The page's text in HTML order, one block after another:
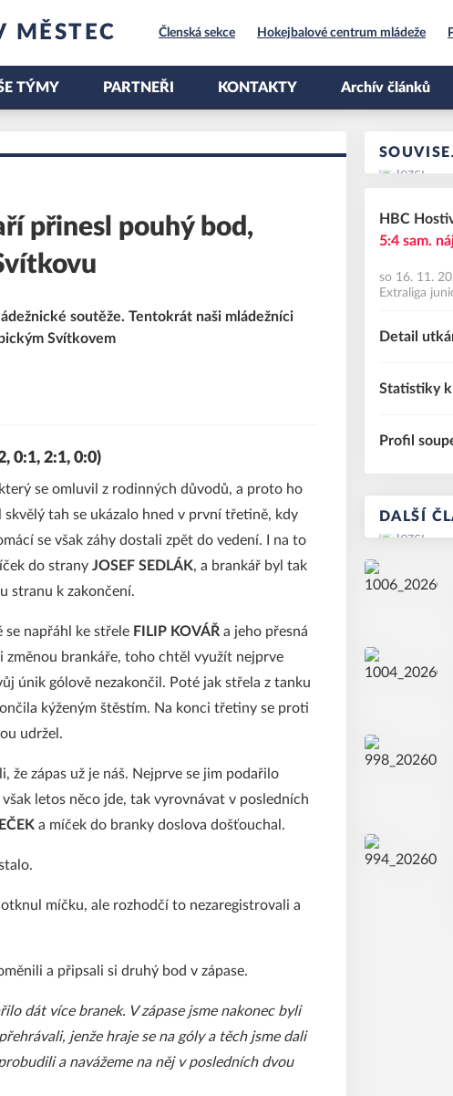
MĚSTEC Členská sekce Hokejbalové centrum mládeže
TÝMY PARTNEŘI KONTAKTY Archív článků
HBC
5:4sam.
so 16. 11.
Extraliga
Detail
Statistiky
Profil
DALŠÍ
přinesl pouhý bod,
soutěže. Tentokrát naši mládežníci
Svítkovem
0:1, 2:1, 0:0)
se omluvil z rodinných důvodů, a proto ho
skvělý tah se ukázalo hned v první třetině, kdy
se však záhy dostali zpět do vedení. I na to
do strany JOSEF SEDLÁK, a brankář byl tak
stranu k zakončení.
napřáhl ke střele FILIP KOVÁŘ a jeho přesná
změnou brankáře, toho chtěl využít nejprve
únik gólově nezakončil. Poté jak střela z tanku
kýženým štěstím. Na konci třetiny se proti
udržel.
zápas už je náš. Nejprve se jim podařilo
letos něco jde, tak vyrovnávat v posledních
a míček do branky doslova došťouchal.
míčku, ale rozhodčí to nezaregistrovali a
a připsali si druhý bod v zápase.
dát více branek. V zápase jsme nakonec byli
jenže hraje se na góly a těch jsme dali
a navážeme na něj v posledních dvou